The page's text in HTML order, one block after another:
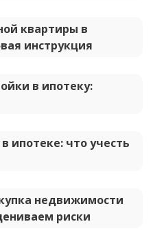
квартиры в
инструкция
в ипотеку:
ипотеке: что учесть
недвижимости
риски